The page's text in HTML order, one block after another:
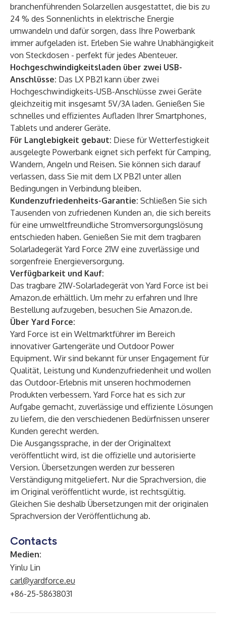
branchenführenden Solarzellen ausgestattet, die bis zu
24 % des Sonnenlichts in elektrische Energie
umwandeln und dafür sorgen, dass Ihre Powerbank
immer aufgeladen ist. Erleben Sie wahre Unabhängigkeit
von Steckdosen - perfekt für jedes Abenteuer.
Hochgeschwindigkeitsladen über zwei USB-
Anschlüsse: Das LX PB21 kann über zwei
Hochgeschwindigkeits-USB-Anschlüsse zwei Geräte
gleichzeitig mit insgesamt 5V/3A laden. Genießen Sie
schnelles und effizientes Aufladen Ihrer Smartphones,
Tablets und anderer Geräte.
Für Langlebigkeit gebaut: Diese für Wetterfestigkeit
ausgelegte Powerbank eignet sich perfekt für Camping,
Wandern, Angeln und Reisen. Sie können sich darauf
verlassen, dass Sie mit dem LX PB21 unter allen
Bedingungen in Verbindung bleiben.
Kundenzufriedenheits-Garantie: Schließen Sie sich
Tausenden von zufriedenen Kunden an, die sich bereits
für eine umweltfreundliche Stromversorgungslösung
entschieden haben. Genießen Sie mit dem tragbaren
Solarladegerät Yard Force 21W eine zuverlässige und
sorgenfreie Energieversorgung.
Verfügbarkeit und Kauf:
Das tragbare 21W-Solarladegerät von Yard Force ist bei
Amazon.de erhältlich. Um mehr zu erfahren und Ihre
Bestellung aufzugeben, besuchen Sie Amazon.de.
Über Yard Force:
Yard Force ist ein Weltmarktführer im Bereich
innovativer Gartengeräte und Outdoor Power
Equipment. Wir sind bekannt für unser Engagement für
Qualität, Leistung und Kundenzufriedenheit und wollen
das Outdoor-Erlebnis mit unseren hochmodernen
Produkten verbessern. Yard Force hat es sich zur
Aufgabe gemacht, zuverlässige und effiziente Lösungen
zu liefern, die den verschiedenen Bedürfnissen unserer
Kunden gerecht werden.
Die Ausgangssprache, in der der Originaltext
veröffentlicht wird, ist die offizielle und autorisierte
Version. Übersetzungen werden zur besseren
Verständigung mitgeliefert. Nur die Sprachversion, die
im Original veröffentlicht wurde, ist rechtsgültig.
Gleichen Sie deshalb Übersetzungen mit der originalen
Sprachversion der Veröffentlichung ab.
Contacts
Medien:
Yinlu Lin
carl@yardforce.eu
+86-25-58638031